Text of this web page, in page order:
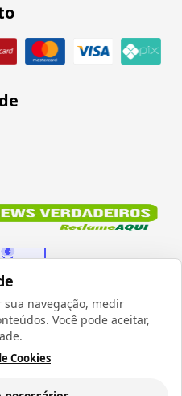
sua navegação, medir
Você pode aceitar,
Cookies